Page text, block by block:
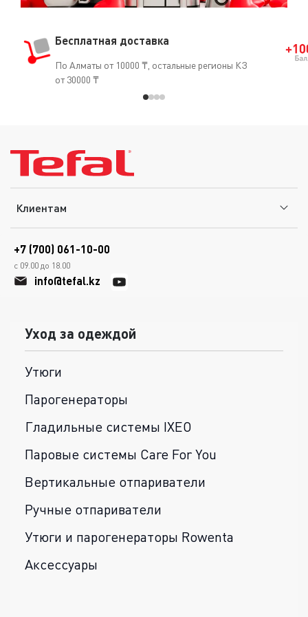
Бесплатная доставка
По Алматы от 10000 ₸, остальные регионы КЗ
от 30000 ₸
Клиентам
+7 (700) 061-10-00
с 09.00 до 18.00
info@tefal.kz
Уход за одеждой
Утюги
Парогенераторы
Гладильные системы IXEO
Паровые системы Care For You
Вертикальные отпариватели
Ручные отпариватели
Утюги и парогенераторы Rowenta
Аксессуары